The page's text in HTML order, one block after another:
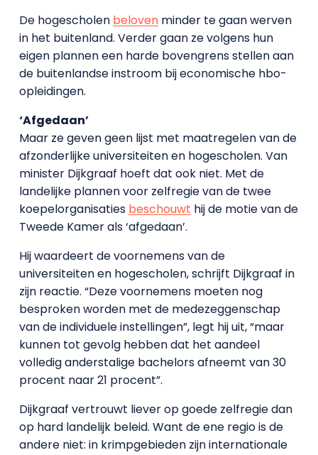
De hogescholen belovenminder te gaan werven
in het buitenland. Verder gaan ze volgens hun
eigen plannen een harde bovengrens stellen aan
de buitenlandse instroom bij economische hbo-
opleidingen.
‘Afgedaan’
Maar ze geven geen lijst met maatregelen van de
afzonderlijke universiteiten en hogescholen. Van
minister Dijkgraaf hoeft dat ook niet. Met de
landelijke plannen voor zelfregie van de twee
koepelorganisaties beschouwt hij de motie van de
Tweede Kamer als ‘afgedaan’.
Hij waardeert de voornemens van de
universiteiten en hogescholen, schrijft Dijkgraaf in
zijn reactie. “Deze voornemens moeten nog
besproken worden met de medezeggenschap
van de individuele instellingen”, legt hij uit, “maar
kunnen tot gevolg hebben dat het aandeel
volledig anderstalige bachelors afneemt van 30
procent naar 21 procent”.
Dijkgraaf vertrouwt liever op goede zelfregie dan
op hard landelijk beleid. Want de ene regio is de
andere niet: in krimpgebieden zijn internationale